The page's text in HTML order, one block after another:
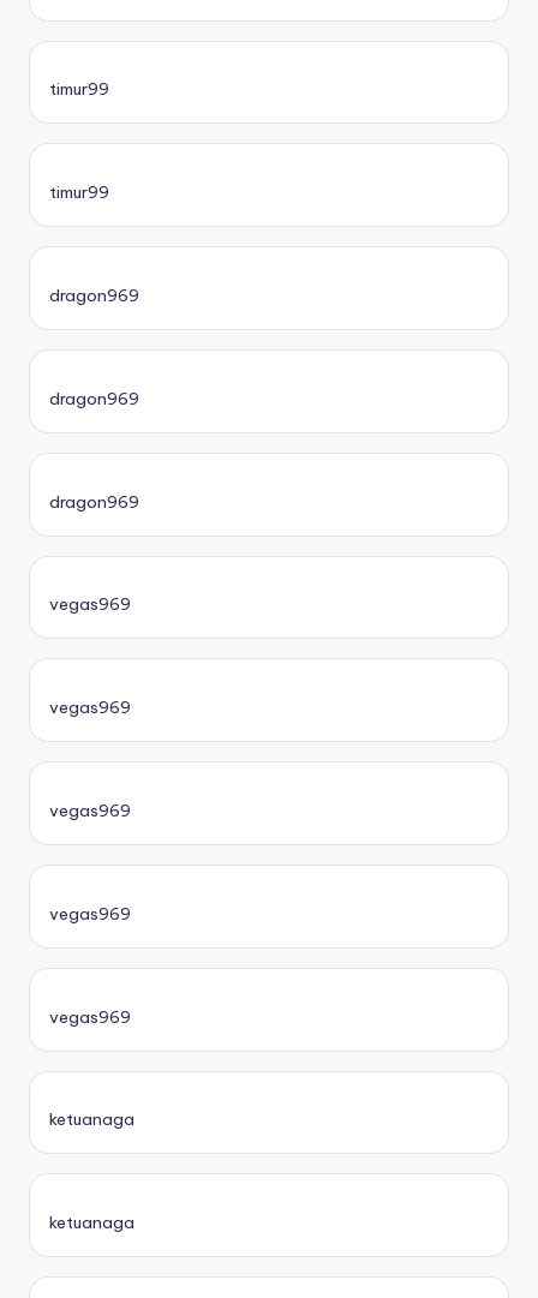
timur99
timur99
dragon969
dragon969
dragon969
vegas969
vegas969
vegas969
vegas969
vegas969
ketuanaga
ketuanaga